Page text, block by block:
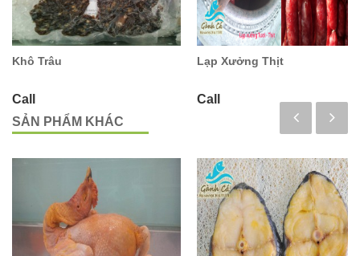
Khô Trâu
Call
Lạp Xưởng Thịt
Call
SẢN PHẨM KHÁC